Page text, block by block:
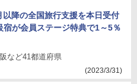
降の全国旅行支援を本日受付
宿が会員ステージ特典で1～5％
など41都道府県
(2023/3/31)